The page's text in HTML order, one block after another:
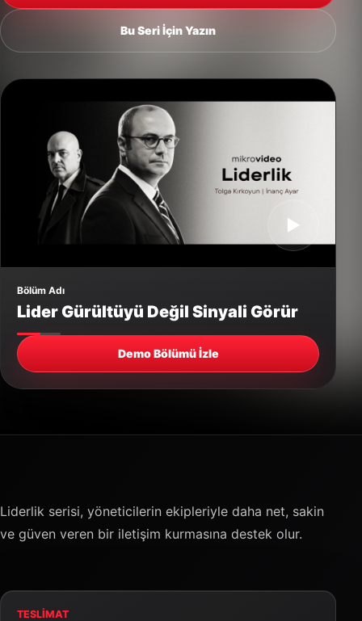
Bu Seri İçin Yazın
▶
Bölüm Adı
Lider Gürültüyü Değil Sinyali Görür
Demo Bölümü İzle
Liderlik serisi, yöneticilerin ekipleriyle daha net, sakin
ve güven veren bir iletişim kurmasına destek olur.
TESLIMAT